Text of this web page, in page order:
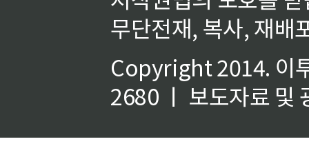
무단전재, 복사, 재배
Copyright 2014. 이
2680 ㅣ 보도자료